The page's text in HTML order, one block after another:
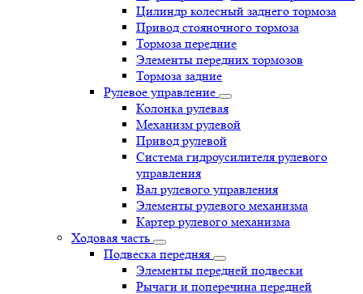
Цилиндр колесный заднего тормоза
Привод стояночного тормоза
Тормоза передние
Элементы передних тормозов
Тормоза задние
Рулевое управление
Колонка рулевая
Механизм рулевой
Привод рулевой
Система гидроусилителя рулевого
управления
Вал рулевого управления
Элементы рулевого механизма
Картер рулевого механизма
Ходовая часть
Подвеска передняя
Элементы передней подвески
Рычаги и поперечина передней